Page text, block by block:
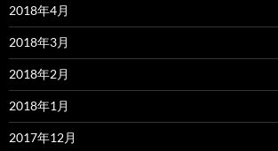
2018年4月
2018年3月
2018年2月
2018年1月
2017年12月